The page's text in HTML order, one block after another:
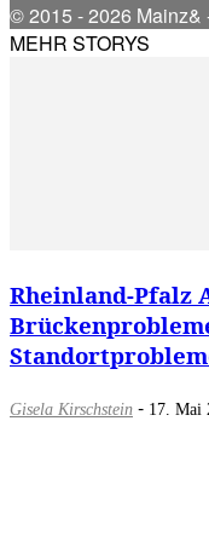
© 2015 - 2026 Mainz&
MEHR STORYS
Rheinland-Pfalz
Gisela Kirschstein - 17. Mai